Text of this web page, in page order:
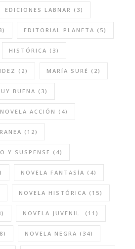
EDICIONES LABNAR (3)
EDITORIAL PLANETA (5)
HISTÓRICA (3)
(2) MARÍA SURÉ (2)
BUENA (3)
NOVELA ACCIÓN (4)
(12)
Y SUSPENSE (4)
NOVELA FANTASÍA (4)
NOVELA HISTÓRICA (15)
NOVELA JUVENIL. (11)
NOVELA NEGRA (34)